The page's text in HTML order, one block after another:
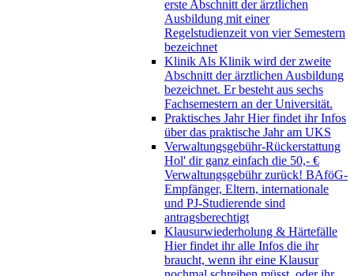
erste Abschnitt der ärztlichen
Ausbildung mit einer
Regelstudienzeit von vier Semestern
bezeichnet
KlinikAls Klinik wird der zweite
Abschnitt der ärztlichen Ausbildung
bezeichnet. Er besteht aus sechs
Fachsemestern an der Universität.
Praktisches Jahr Hier findet ihr Infos
über das praktische Jahr am UKS
Verwaltungsgebühr-Rückerstattung
Hol' dir ganz einfach die 50,- €
Verwaltungsgebühr zurück! BAföG-
Empfänger, Eltern, internationale
und PJ-Studierende sind
antragsberechtigt
Klausurwiederholung & Härtefälle
Hier findet ihr alle Infos die ihr
braucht, wenn ihr eine Klausur